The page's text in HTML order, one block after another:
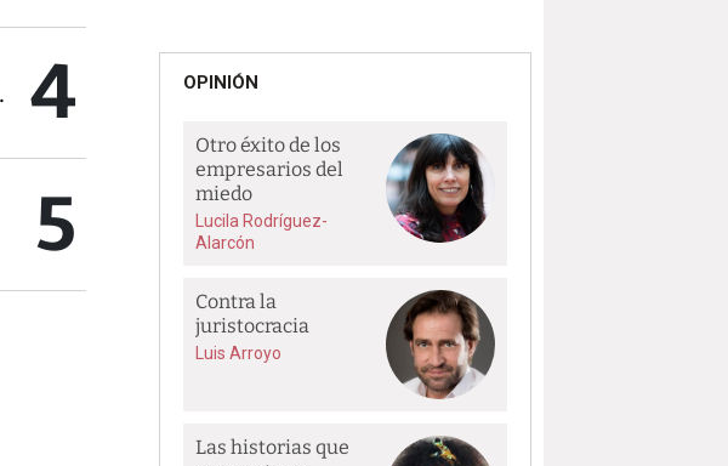
4
5
OPINIÓN
Otro éxito de los
empresarios del
miedo
Lucila Rodríguez-
Alarcón
Contra la
juristocracia
Luis Arroyo
Las historias que